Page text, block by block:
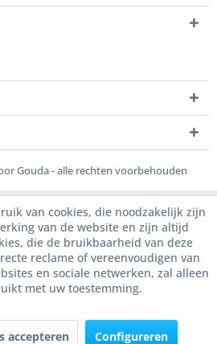
Gouda - alle rechten voorbehouden
van cookies, die noodzakelijk zijn
van de website en zijn altijd
die de bruikbaarheid van deze
reclame of vereenvoudigen van
en sociale netwerken, zal alleen
met uw toestemming.
accepteren Configureren